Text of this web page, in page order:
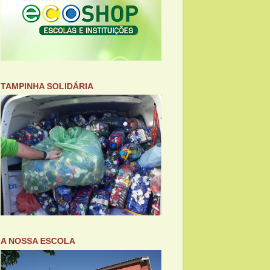
TAMPINHA SOLIDÁRIA
A NOSSA ESCOLA